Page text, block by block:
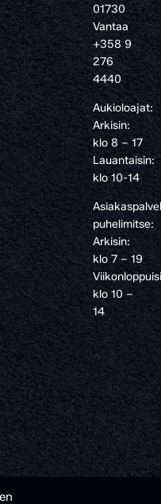
01730
Vantaa
+358 9
276
4440
Aukioloajat:
Arkisin:
klo 8 – 17
Lauantaisin:
klo 10-14
puhelimitse:
Arkisin:
klo 7 – 19
klo 10 –
14